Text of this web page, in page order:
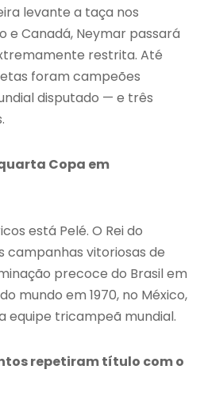
levante a taça nos
e Canadá, Neymar passará
restrita. Até
foram campeões
disputado — e três
Copa em
está Pelé. O Rei do
campanhas vitoriosas de
precoce do Brasil em
mundo em 1970, no México,
equipe tricampeã mundial.
repetiram título com o